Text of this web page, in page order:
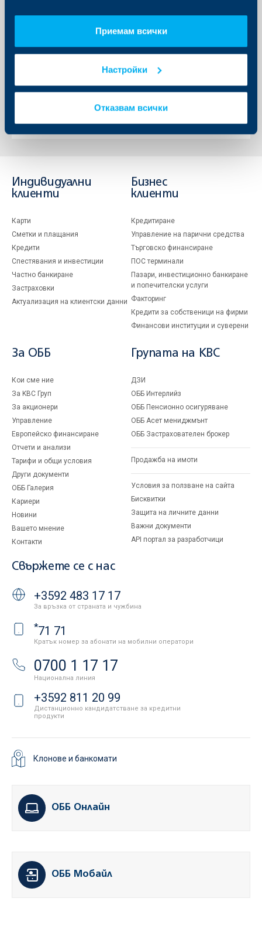
Приемам всички
Настройки
Отказвам всички
Райфайзен Централбанк, Австрия, която притежава
на Виенската фондова борса. РЦБ е водещата
Обратно към всички новини
Индивидуални
клиенти
Карти
Сметки и плащания
Кредити
Спестявания и инвестиции
Частно банкиране
Застраховки
Актуализация на клиентски данни
Бизнес
клиенти
Кредитиране
Управление на парични средства
Търговско финансиране
ПОС терминали
Пазари, инвестиционно банкиране
и попечителски услуги
Факторинг
Кредити за собственици на фирми
Финансови институции и суверени
За ОББ
Кои сме ние
За KBC Груп
За акционери
Управление
Европейско финансиране
Отчети и анализи
Тарифи и общи условия
Други документи
ОББ Галерия
Кариери
Новини
Вашето мнение
Контакти
Групата на KBC
ДЗИ
ОББ Интерлийз
ОББ Пенсионно осигуряване
ОББ Асет мениджмънт
ОББ Застрахователен брокер
Продажба на имоти
Условия за ползване на сайта
Бисквитки
Защита на личните данни
Важни документи
API портал за разработчици
Свържете се с нас
+3592 483 17 17
За връзка от страната и чужбина
*71 71
Кратък номер за абонати на мобилни оператори
0700 1 17 17
Национална линия
+3592 811 20 99
Дистанционно кандидатстване за кредитни
продукти
Клонове и банкомати
ОББ Онлайн
ОББ Мобайл